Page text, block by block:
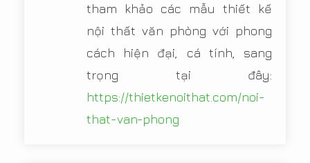
tham khảo các mẫu thiết kế
nội thất văn phòng với phong
cách hiện đại, cá tính, sang
trọng tại đây:
https://thietkenoithat.com/noi-
that-van-phong